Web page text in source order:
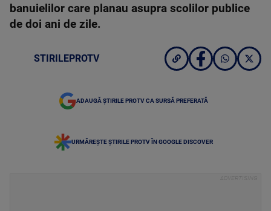
banuielilor care planau asupra scolilor publice
de doi ani de zile.
STIRILEPROTV
ADAUGĂ ȘTIRILE PROTV CA SURSĂ PREFERATĂ
URMĂREȘTE ȘTIRILE PROTV ÎN GOOGLE DISCOVER